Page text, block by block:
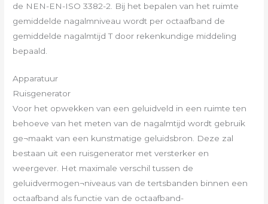
de NEN-EN-ISO 3382-2. Bij het bepalen van het ruimte
gemiddelde nagalmniveau wordt per octaafband de
gemiddelde nagalmtijd T door rekenkundige middeling
bepaald.
Apparatuur
Ruisgenerator
Voor het opwekken van een geluidveld in een ruimte ten
behoeve van het meten van de nagalmtijd wordt gebruik
ge¬maakt van een kunstmatige geluidsbron. Deze zal
bestaan uit een ruisgenerator met versterker en
weergever. Het maximale verschil tussen de
geluidvermogen¬niveaus van de tertsbanden binnen een
octaafband als functie van de octaafband-